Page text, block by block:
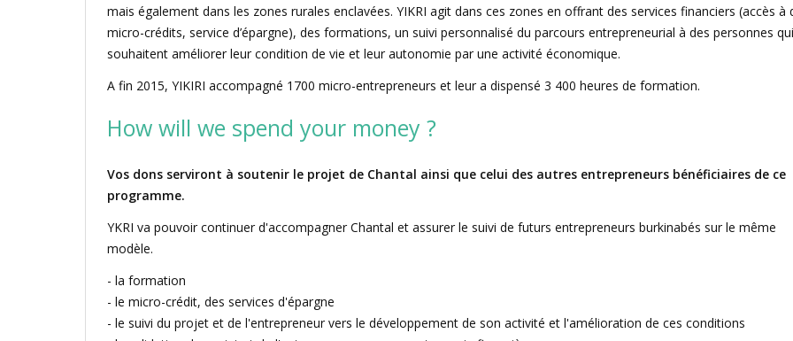
mais également dans les zones rurales enclavées. YIKRI agit dans ces zones en offrant des services financiers (accès à
micro-crédits, service d’épargne), des formations, un suivi personnalisé du parcours entrepreneurial à des personnes qui
souhaitent améliorer leur condition de vie et leur autonomie par une activité économique.
A fin 2015, YIKIRI accompagné 1700 micro-entrepreneurs et leur a dispensé 3 400 heures de formation.
How will we spend your money ?
Vos dons serviront à soutenir le projet de Chantal ainsi que celui des autres entrepreneurs bénéficiaires de ce
programme.
YKRI va pouvoir continuer d'accompagner Chantal et assurer le suivi de futurs entrepreneurs burkinabés sur le même
modèle.
- la formation
- le micro-crédit, des services d'épargne
- le suivi du projet et de l'entrepreneur vers le développement de son activité et l'amélioration de ces conditions